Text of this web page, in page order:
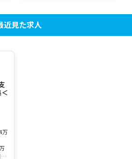
近見た求人
万